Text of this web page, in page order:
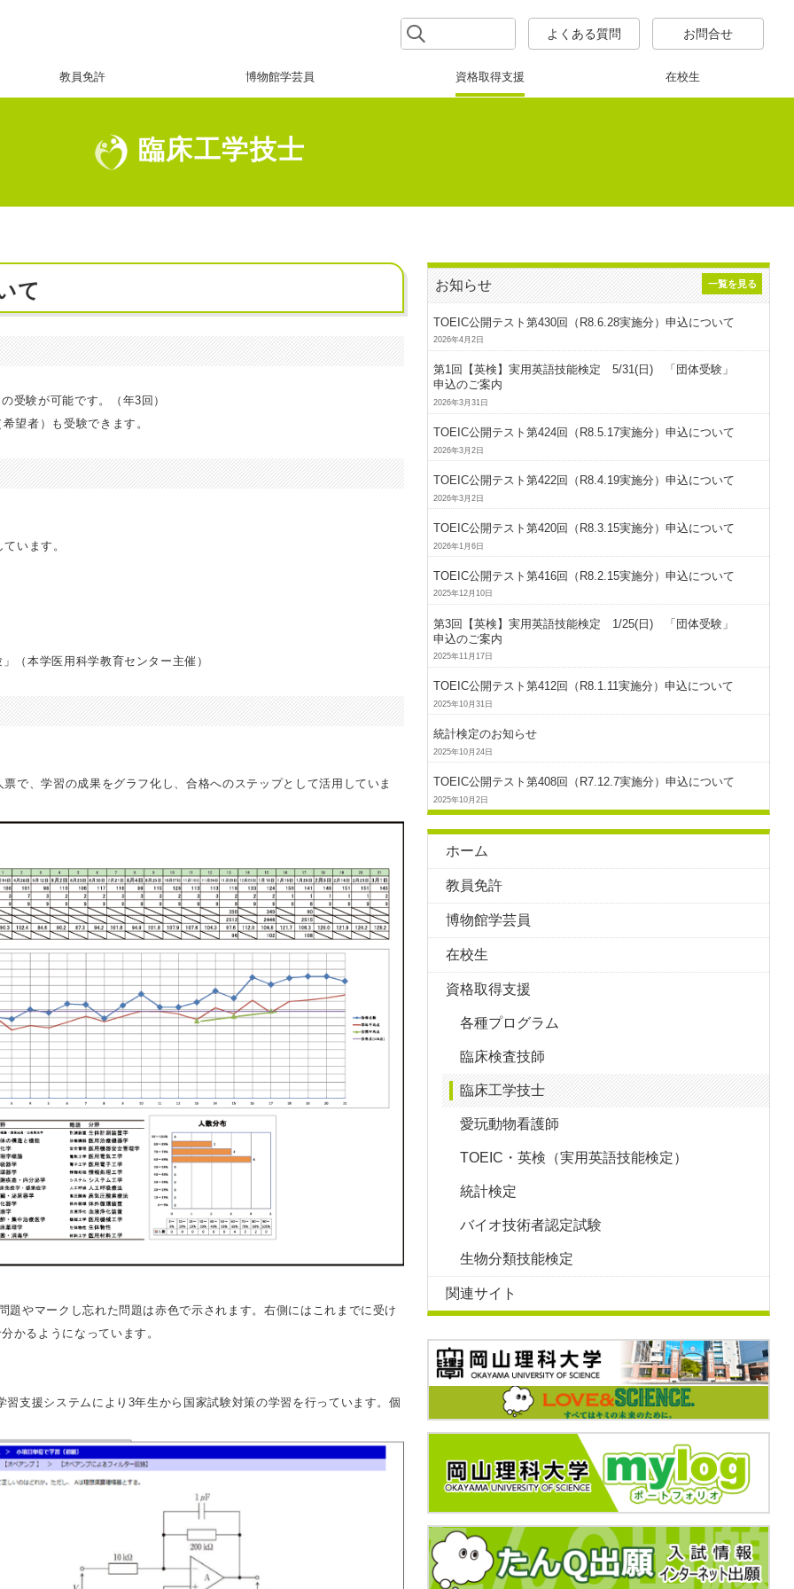
よくある質問 お問合せ
教員免許 博物館学芸員 資格取得支援 在校生
臨床工学技士
て
受験が可能です。（年3回）
望者）も受験できます。
います。
（本学医用科学教育センター主催）
で、学習の成果をグラフ化し、合格へのステップとして活用していま
やマークし忘れた問題は赤色で示されます。右側にはこれまでに受け
かるようになっています。
支援システムにより3年生から国家試験対策の学習を行っています。個
お知らせ 一覧を見る
TOEIC公開テスト第430回（R8.6.28実施分）申込について
2026年4月2日
第1回【英検】実用英語技能検定 5/31(日) 「団体受験」
申込のご案内
2026年3月31日
TOEIC公開テスト第424回（R8.5.17実施分）申込について
2026年3月2日
TOEIC公開テスト第422回（R8.4.19実施分）申込について
2026年3月2日
TOEIC公開テスト第420回（R8.3.15実施分）申込について
2026年1月6日
TOEIC公開テスト第416回（R8.2.15実施分）申込について
2025年12月10日
第3回【英検】実用英語技能検定 1/25(日) 「団体受験」
申込のご案内
2025年11月17日
TOEIC公開テスト第412回（R8.1.11実施分）申込について
2025年10月31日
統計検定のお知らせ
2025年10月24日
TOEIC公開テスト第408回（R7.12.7実施分）申込について
2025年10月2日
ホーム
教員免許
博物館学芸員
在校生
資格取得支援
各種プログラム
臨床検査技師
臨床工学技士
愛玩動物看護師
TOEIC・英検（実用英語技能検定）
統計検定
バイオ技術者認定試験
生物分類技能検定
関連サイト